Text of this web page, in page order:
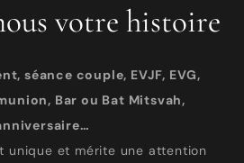
votre histoire
séance couple, EVJF, EVG,
Bar ou Bat Mitsvah,
unique et mérite une attention